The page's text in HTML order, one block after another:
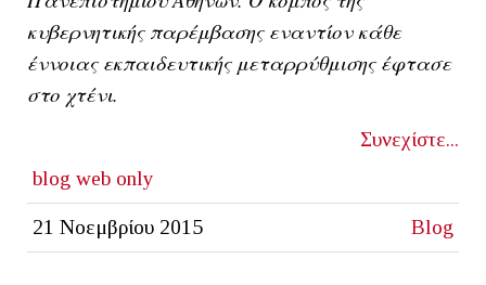
κυβερνητικής παρέμβασης εναντίον κάθε
έννοιας εκπαιδευτικής μεταρρύθμισης έφτασε
στο χτένι.
Συνεχίστε...
blog web only
21 Νοεμβρίου 2015 Blog